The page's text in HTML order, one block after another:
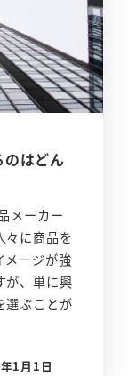
のはどん
メーカー
々に商品を
メージが強
が、単に興
選ぶことが
1月1日